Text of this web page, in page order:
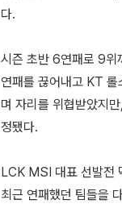
다.
시즌 초반 6연패로 9위
연패를 끊어내고 KT
며 자리를 위협받았지
정됐다.
LCK MSI 대표 선발전
최근 연패했던 팀들을